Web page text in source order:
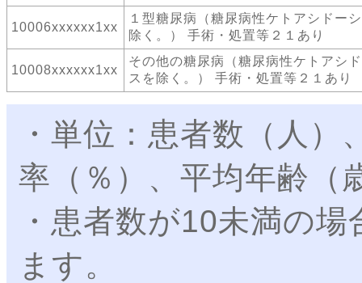
10006xxxxxx1xx
１型糖尿病（糖尿病性ケトアシドー
除く。） 手術・処置等２１あり
10008xxxxxx1xx
その他の糖尿病（糖尿病性ケトアシ
スを除く。） 手術・処置等２１あり
・単位：患者数（人
率（％）、平均年齢（
・患者数が10未満の
ます。